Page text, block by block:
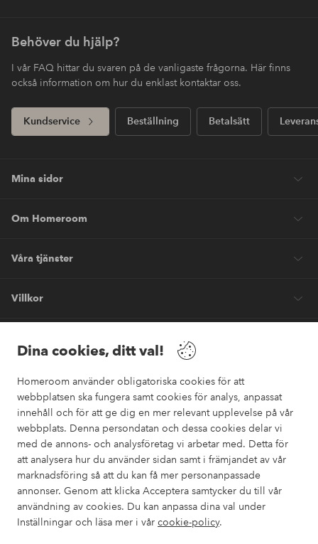
Dina cookies, ditt val!
Homeroom använder obligatoriska cookies för att
webbplatsen ska fungera samt cookies för analys, anpassat
innehåll och för att ge dig en mer relevant upplevelse på vår
webbplats. Denna persondatan och dessa cookies delar vi
med de annons- och analysföretag vi arbetar med. Detta för
att analysera hur du använder sidan samt i främjandet av vår
marknadsföring så att du kan få mer personanpassade
annonser. Genom att klicka Acceptera samtycker du till vår
användning av cookies. Du kan anpassa dina val under
Inställningar och läsa mer i vår cookie-policy.
Behöver du hjälp?
I vår FAQ hittar du svaren på de vanligaste frågorna. Här finns
också information om hur du enklast kontaktar oss.
Kundservice Beställning Betalsätt
Mina sidor
Om Homeroom
Våra tjänster
Villkor
Säkra betalningar
Vill du veta mer om våra betalalternativ ?
elpy